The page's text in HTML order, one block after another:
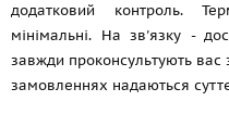
додатковий контроль.
мінімальні. На зв'язку -
завжди проконсультують
замовленнях надаються